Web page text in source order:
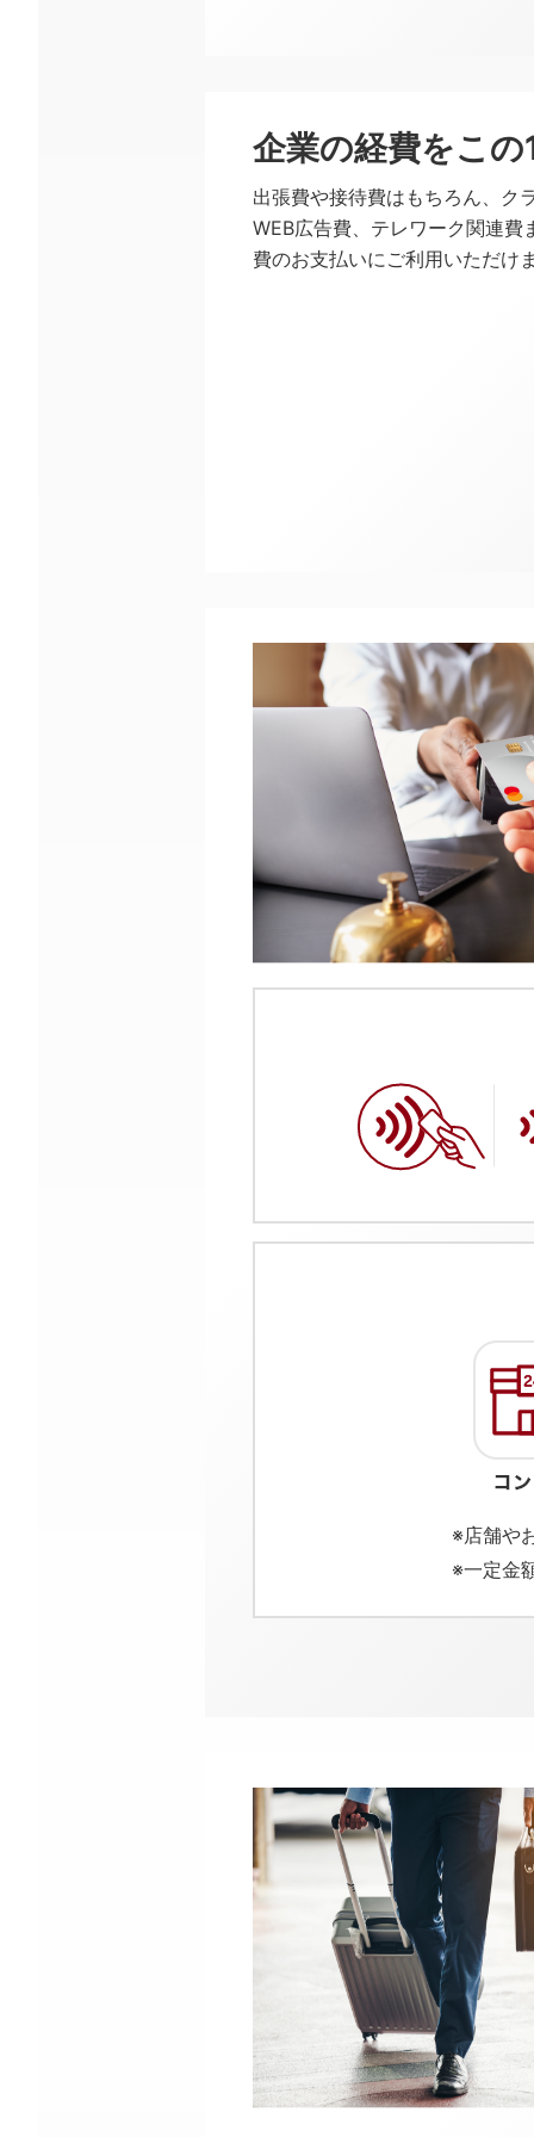
※月間（1ヵ月）のご利用
企業の経費をこの
出張費や接待費はもちろん、ク
WEB広告費、テレワーク関連費
費のお支払いにご利用いただけ
※店舗や
※一定金